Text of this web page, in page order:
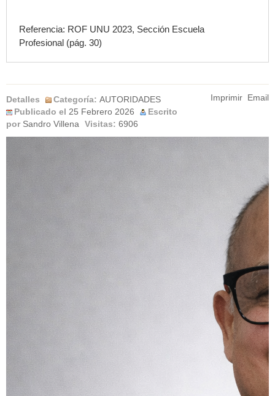
Referencia: ROF UNU 2023, Sección Escuela
Profesional (pág. 30)
Detalles Categoría: AUTORIDADES
Publicado el 25 Febrero 2026
Escrito
por Sandro Villena Visitas: 6906
Imprimir Email